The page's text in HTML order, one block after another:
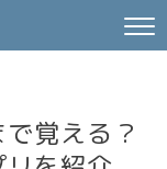
覚える？